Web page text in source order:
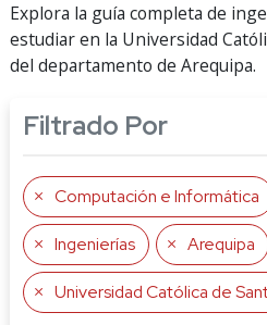
Explora la guía completa de
estudiar en la Universidad
del departamento de Arequipa.
Filtrado Por
Computación e Informática
Ingenierías Arequipa
Universidad Católica de